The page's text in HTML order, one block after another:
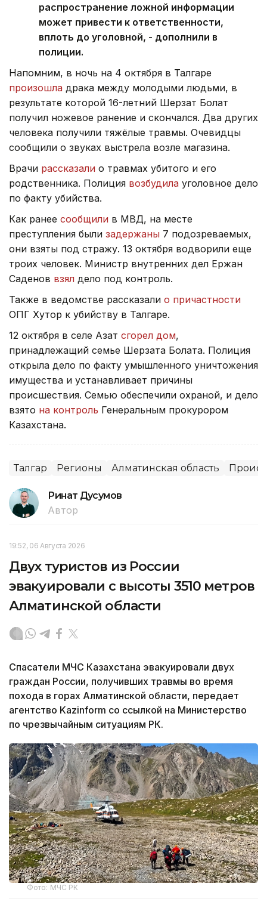
распространение ложной информации
может привести к ответственности,
вплоть до уголовной, - дополнили в
полиции.
Напомним, в ночь на 4 октября в Талгаре
произошла драка между молодыми людьми, в
результате которой 16-летний Шерзат Болат
получил ножевое ранение и скончался. Два других
человека получили тяжёлые травмы. Очевидцы
сообщили о звуках выстрела возле магазина.
Врачи рассказали о травмах убитого и его
родственника. Полиция возбудила уголовное дело
по факту убийства.
Как ранее сообщили в МВД, на месте
преступления были задержаны 7 подозреваемых,
они взяты под стражу. 13 октября водворили еще
троих человек. Министр внутренних дел Ержан
Саденов взял дело под контроль.
Также в ведомстве рассказали о причастности
ОПГ Хутор к убийству в Талгаре.
12 октября в селе Азат сгорел дом,
принадлежащий семье Шерзата Болата. Полиция
открыла дело по факту умышленного уничтожения
имущества и устанавливает причины
происшествия. Семью обеспечили охраной, и дело
взято на контроль Генеральным прокурором
Казахстана.
Талгар Регионы Алматинская область
Ринат Дусумов
Автор
19:52, 06 Августа 2026
Двух туристов из России
эвакуировали с высоты 3510 метров
Алматинской области
Спасатели МЧС Казахстана эвакуировали двух
граждан России, получивших травмы во время
похода в горах Алматинской области, передает
агентство Kazinform со ссылкой на Министерство
по чрезвычайным ситуациям РК.
Фото: МЧС РК